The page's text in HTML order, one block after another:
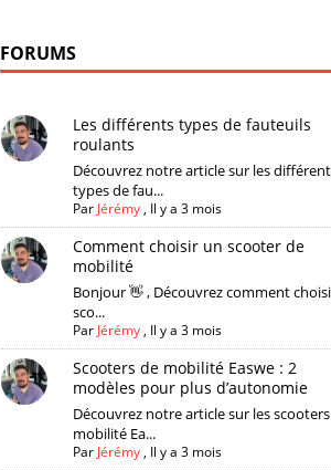
FORUMS
Les différents types de fauteuils
roulants
Découvrez notre article sur les
types de fau...
Par Jérémy, Il y a 3 mois
Comment choisir un scooter de
mobilité
Bonjour 👋 , Découvrez comment
sco...
Par Jérémy, Il y a 3 mois
Scooters de mobilité Easwe : 2
modèles pour plus d’autonomie
Découvrez notre article sur les
mobilité Ea...
Par Jérémy, Il y a 3 mois